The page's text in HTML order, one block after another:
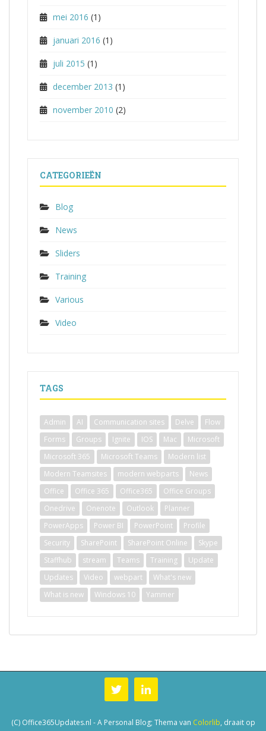
mei 2016 (1)
januari 2016 (1)
juli 2015 (1)
december 2013 (1)
november 2010 (2)
CATEGORIEËN
Blog
News
Sliders
Training
Various
Video
TAGS
Admin AI Communication sites Delve
Flow
Forms
Groups Ignite IOS Mac
Microsoft
Microsoft 365
Microsoft Teams
Modern list
Modern Teamsites
modern webparts
News
Office
Office 365 Office365
Office Groups
Onedrive
Onenote Outlook
Planner
PowerApps
Power BI PowerPoint
Profile
Security
SharePoint SharePoint Online
Skype
Staffhub
stream Teams Training
Update
Updates
Video webpart
What's new
What is new
Windows 10 Yammer
(C) Office365Updates.nl - A Personal Blog; Thema van Colorlib, draait op